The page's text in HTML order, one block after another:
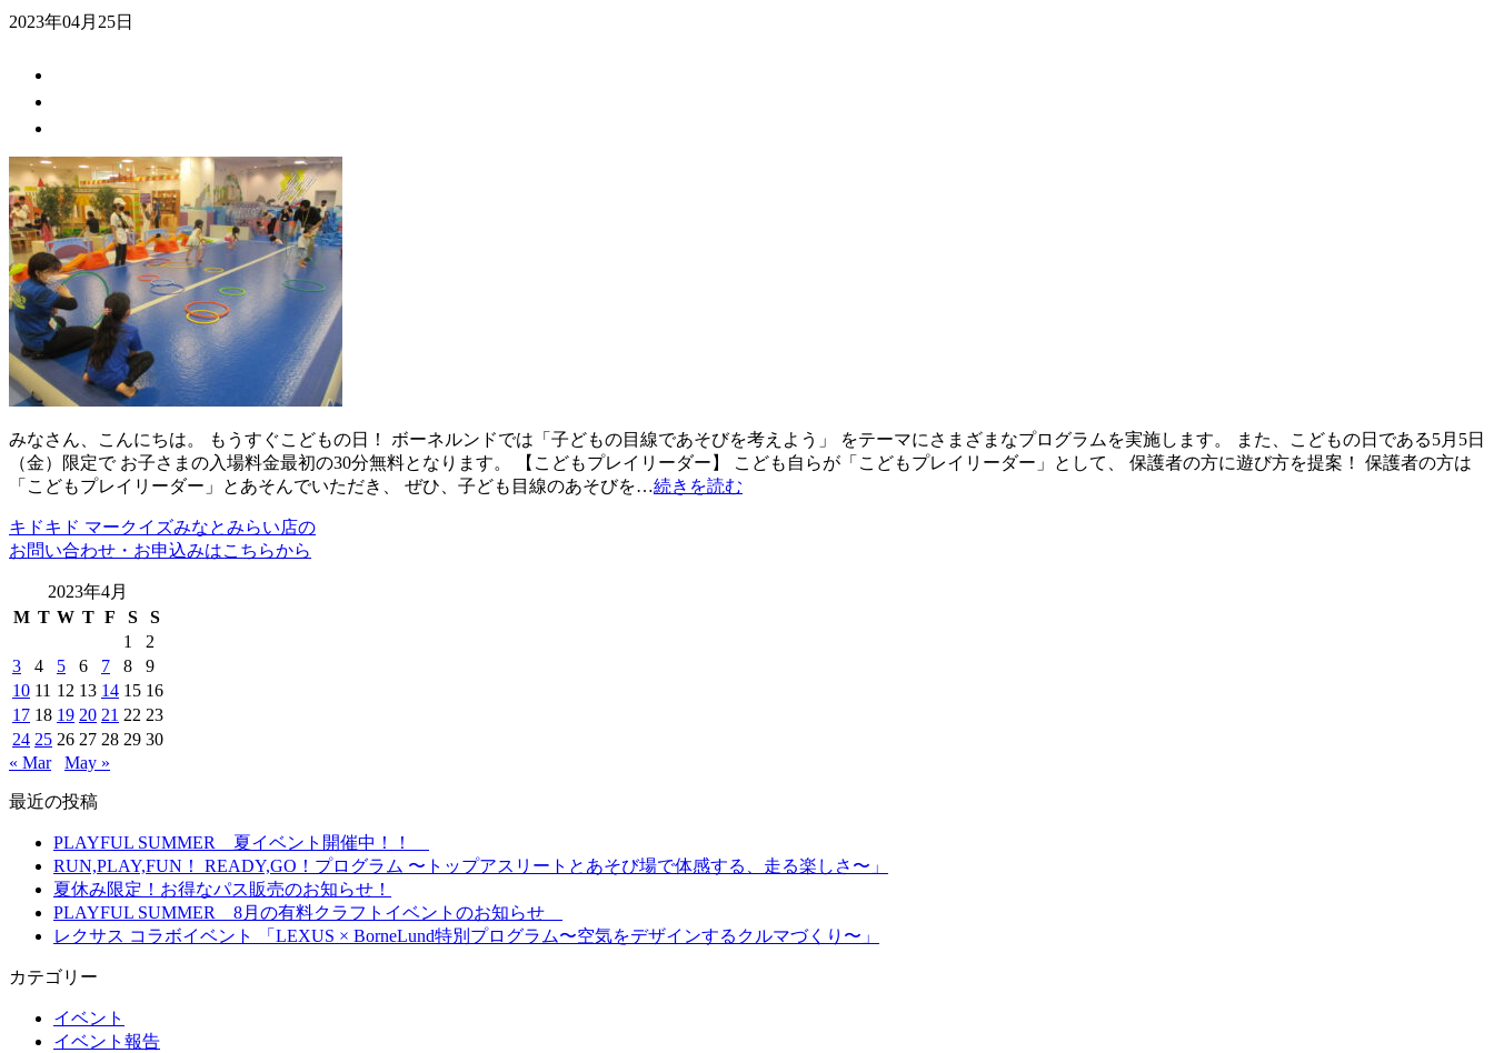
2023年04月25日
みなさん、こんにちは。 もうすぐこどもの日！ ボーネルンドでは「子どもの目線であそびを考えよう」 をテーマにさまざまなプログラムを実施します。 また、こどもの日である5月5日
（金）限定で お子さまの入場料金最初の30分無料となります。 【こどもプレイリーダー】 こども自らが「こどもプレイリーダー」として、 保護者の方に遊び方を提案！ 保護者の方は
「こどもプレイリーダー」とあそんでいただき、 ぜひ、子ども目線のあそびを…続きを読む
キドキド マークイズみなとみらい店の
お問い合わせ・お申込みはこちらから
2023年4月
M T W T F S
S
1
2
3
4 5 6 7 8
9
10 11 12 13 14 15 16
17 18 19 20 21 22 23
24 25 26 27 28 29 30
« Mar
May »
最近の投稿
PLAYFUL SUMMER 夏イベント開催中！！
RUN,PLAY,FUN！ READY,GO！プログラム 〜トップアスリートとあそび場で体感する、走る楽しさ〜」
夏休み限定！お得なパス販売のお知らせ！
PLAYFUL SUMMER 8月の有料クラフトイベントのお知らせ
レクサス コラボイベント 「LEXUS × BorneLund特別プログラム〜空気をデザインするクルマづくり〜」
カテゴリー
イベント
イベント報告